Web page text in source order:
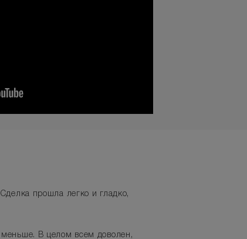
прошла легко и гладко,
меньше. В целом всем доволен,